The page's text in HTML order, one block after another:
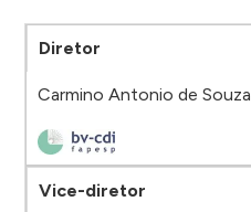
Diretor
Carmino Antonio de Souza
Vice-diretor